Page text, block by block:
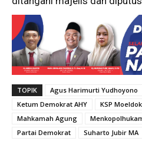
TOPIK Agus Harimurti Yudhoyono
Ketum Demokrat AHY
KSP
Mahkamah Agung
Partai Demokrat
Suharto Jubir MA